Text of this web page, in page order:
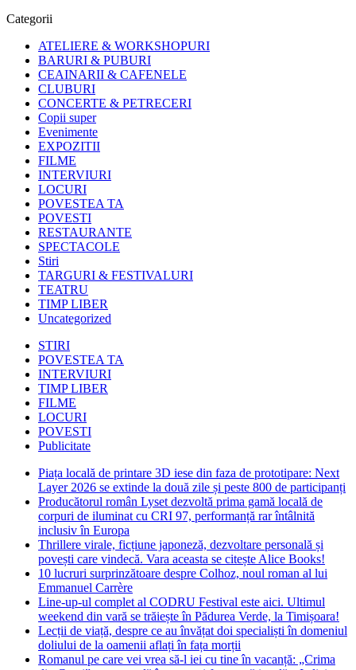
Categorii
ATELIERE & WORKSHOPURI
BARURI & PUBURI
CEAINARII & CAFENELE
CLUBURI
CONCERTE & PETRECERI
Copii super
Evenimente
EXPOZITII
FILME
INTERVIURI
LOCURI
POVESTEA TA
POVESTI
RESTAURANTE
SPECTACOLE
Stiri
TARGURI & FESTIVALURI
TEATRU
TIMP LIBER
Uncategorized
STIRI
POVESTEA TA
INTERVIURI
TIMP LIBER
FILME
LOCURI
POVESTI
Publicitate
Piața locală de printare 3D iese din faza de prototipare: Next
Layer 2026 se extinde la două zile și peste 800 de participanți
Producătorul român Lyset dezvoltă prima gamă locală de
corpuri de iluminat cu CRI 97, performanță rar întâlnită
inclusiv în Europa
Thrillere virale, ficțiune japoneză, dezvoltare personală și
povești care vindecă. Vara aceasta se citește Alice Books!
10 lucruri surprinzătoare despre Colhoz, noul roman al lui
Emmanuel Carrère
Line-up-ul complet al CODRU Festival este aici. Ultimul
weekend din vară se trăiește în Pădurea Verde, la Timișoara!
Lecții de viață, despre ce au învățat doi specialiști în domeniul
doliului de la oamenii aflați în fața morții
Romanul pe care vei vrea să-l iei cu tine în vacanță: „Crima